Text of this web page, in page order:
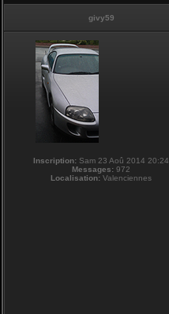
givy59
Inscription: Sam 23 Aoû 2014 20:24
Messages: 972
Localisation: Valenciennes